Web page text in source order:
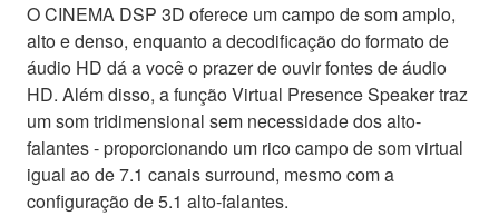
O CINEMA DSP 3D oferece um campo de som amplo,
alto e denso, enquanto a decodificação do formato de
áudio HD dá a você o prazer de ouvir fontes de áudio
HD. Além disso, a função Virtual Presence Speaker traz
um som tridimensional sem necessidade dos alto-
falantes - proporcionando um rico campo de som virtual
igual ao de 7.1 canais surround, mesmo com a
configuração de 5.1 alto-falantes.